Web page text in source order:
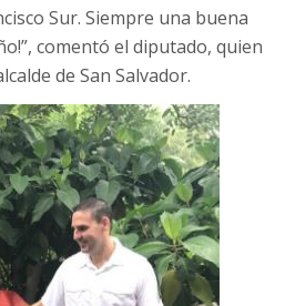
Sur. Siempre una buena
comentó el diputado, quien
de San Salvador.